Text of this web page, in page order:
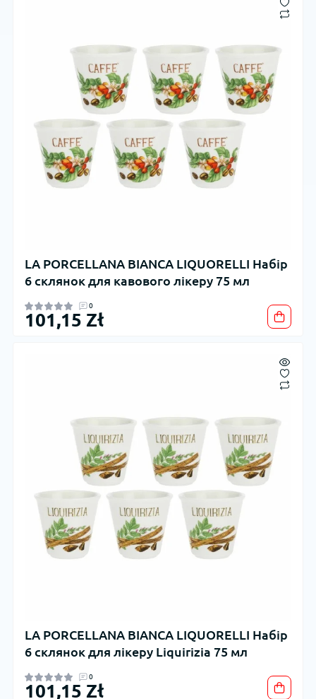
LA PORCELLANA BIANCA LIQUORELLI Набір
6 склянок для кавового лікеру 75 мл
0
101,15 Zł
LA PORCELLANA BIANCA LIQUORELLI Набір
6 склянок для лікеру Liquirizia 75 мл
0
101,15 Zł